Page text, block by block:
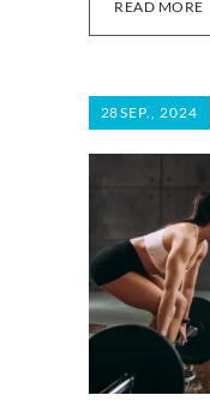
READ MORE
28SEP., 2024